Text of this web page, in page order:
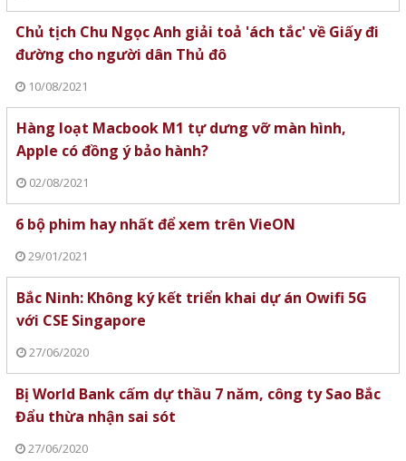
Chủ tịch Chu Ngọc Anh giải toả 'ách tắc' về Giấy đi
đường cho người dân Thủ đô
10/08/2021
Hàng loạt Macbook M1 tự dưng vỡ màn hình,
Apple có đồng ý bảo hành?
02/08/2021
6 bộ phim hay nhất để xem trên VieON
29/01/2021
Bắc Ninh: Không ký kết triển khai dự án Owifi 5G
với CSE Singapore
27/06/2020
Bị World Bank cấm dự thầu 7 năm, công ty Sao Bắc
Đẩu thừa nhận sai sót
27/06/2020